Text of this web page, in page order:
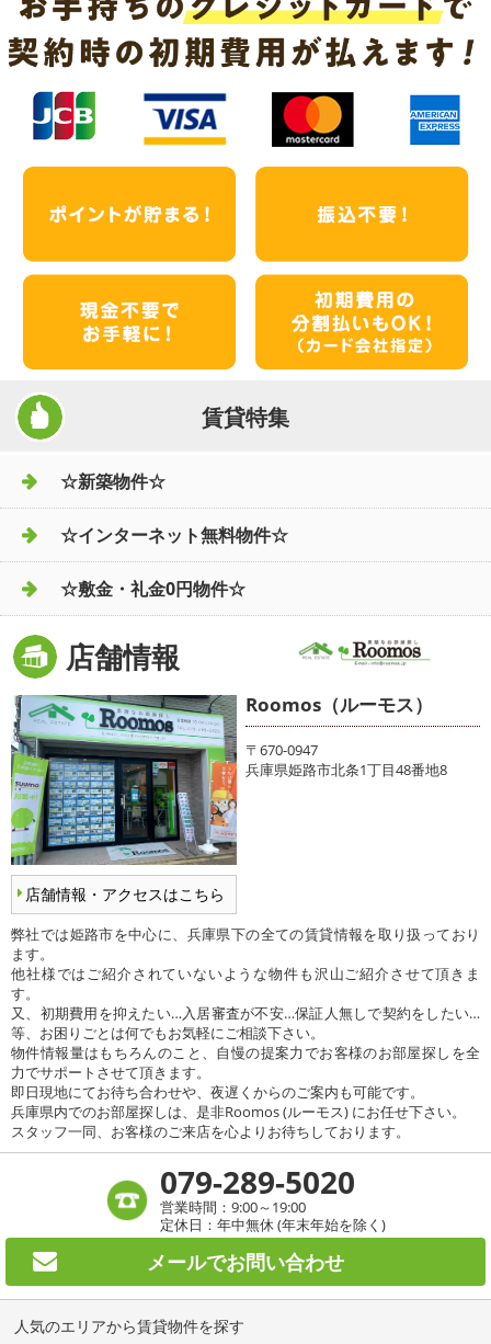
賃貸特集
☆新築物件☆
☆インターネット無料物件☆
☆敷金・礼金0円物件☆
店舗情報
店舗情報・アクセスはこちら
Roomos（ルーモス）
〒670-0947
兵庫県姫路市北条1丁目48番地8
弊社では姫路市を中心に、兵庫県下の全ての賃貸情報を取り扱っており
ます。
他社様ではご紹介されていないような物件も沢山ご紹介させて頂きま
す。
又、初期費用を抑えたい…入居審査が不安…保証人無しで契約をしたい…
等、お困りごとは何でもお気軽にご相談下さい。
物件情報量はもちろんのこと、自慢の提案力でお客様のお部屋探しを全
力でサポートさせて頂きます。
即日現地にてお待ち合わせや、夜遅くからのご案内も可能です。
兵庫県内でのお部屋探しは、是非Roomos (ルーモス) にお任せ下さい。
スタッフ一同、お客様のご来店を心よりお待ちしております。
079-289-5020
営業時間：9:00～19:00
定休日：年中無休 (年末年始を除く)
メールでお問い合わせ
人気のエリアから賃貸物件を探す